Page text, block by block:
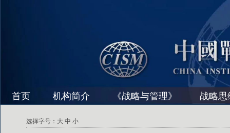
首页 机构简介 《战略与管理》 战略思
选择字号： 大 中 小